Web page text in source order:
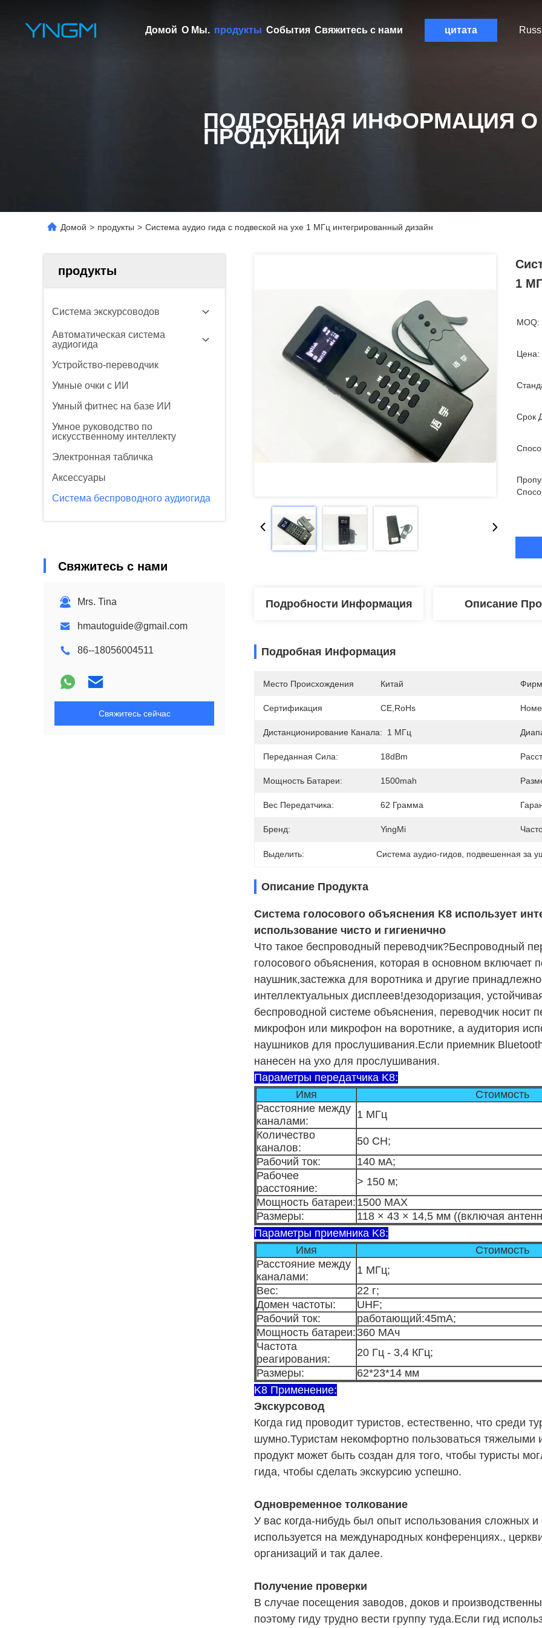
Домой О Мы. продукты События Свяжитесь с нами цитата
ПОДРОБНАЯ ИНФОРМАЦИЯ О
ПРОДУКЦИИ
Домой > продукты > Система аудио гида с подвеской на ухе 1 МГц интегрированный дизайн
продукты
Система экскурсоводов
Автоматическая система
аудиогида
Устройство-переводчик
Умные очки с ИИ
Умный фитнес на базе ИИ
Умное руководство по
искусственному интеллекту
Электронная табличка
Аксессуары
Система беспроводного аудиогида
Свяжитесь с нами
Mrs. Tina
hmautoguide@gmail.com
86--18056004511
Свяжитесь сейчас
1
MOQ:
Цена:
Срок
Подробности Информация Описание
Подробная Информация
Место Происхождения Китай
Сертификация CE,RoHs
Дистанционирование Канала: 1 МГц
Переданная Сила: 18dBm
Мощность Батареи: 1500mah
Вес Передатчика: 62 Грамма
Бренд: YingMi
Выделить: Система аудио-гидов подвешенная за
Описание Продукта
Система голосового объяснения K8 использует
использование чисто и гигиенично
Что такое беспроводный переводчик?Беспроводный
голосового объяснения, которая в основном включает
наушник,застежка для воротника и другие
интеллектуальных дисплеев!дезодоризация,
беспроводной системе объяснения, переводчик носит
микрофон или микрофон на воротнике, а аудитория
наушников для прослушивания.Если приемник
нанесен на ухо для прослушивания.
Параметры передатчика K8:
Имя
Стоимость
Расстояние между
каналами:
1 МГц
Количество
каналов:
50 CH;
Рабочий ток:
140 мА;
Рабочее
расстояние:
> 150 м;
Мощность батареи: 1500 МАХ
Размеры:
118 × 43 × 14,5 мм ((включая
Параметры приемника K8:
Имя
Стоимость
Расстояние между
каналами:
1 МГц;
Вес:
22 г;
Домен частоты:
UHF;
Рабочий ток:
работающий:45mA;
Мощность батареи: 360 МАч
Частота
реагирования:
20 Гц - 3,4 КГц;
Размеры:
62*23*14 мм
K8 Применение:
Экскурсовод
Когда гид проводит туристов, естественно, что среди
шумно.Туристам некомфортно пользоваться
продукт может быть создан для того, чтобы туристы
гида, чтобы сделать экскурсию успешно.
Одновременное толкование
У вас когда-нибудь был опыт использования сложных
используется на международных конференциях.,
организаций и так далее.
Получение проверки
В случае посещения заводов, доков и
поэтому гиду трудно вести группу туда.Если гид